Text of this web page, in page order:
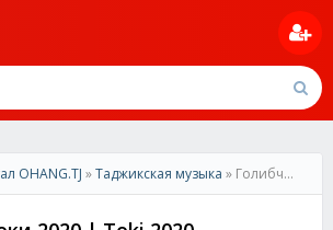
OHANG.TJ »Таджикская музыка » Голибчон Юсупов-Токи 2020 | Golibjon Yusupov-Toqi 2020